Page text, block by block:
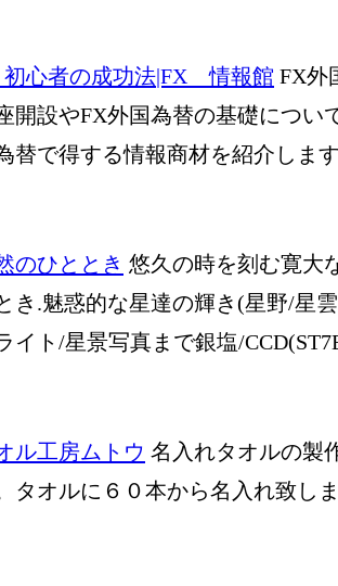
初心者の成功法|FX 情報館 FX外
開設やFX外国為替の基礎につい
替で得する情報商材を紹介しま
のひととき 悠久の時を刻む寛大
き.魅惑的な星達の輝き(星野/星
イト/星景写真まで銀塩/
ル工房ムトウ 名入れタオルの製
タオルに６０本から名入れ致し